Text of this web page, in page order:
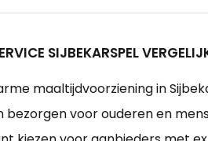
SIJBEKARSPEL
maaltijdvoorziening in
voor ouderen en